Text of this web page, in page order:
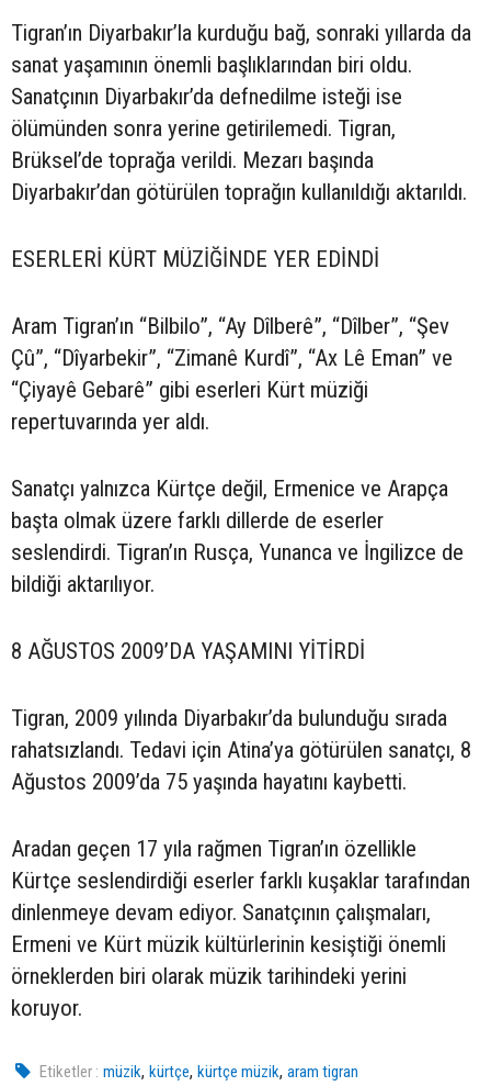
Tigran’ın Diyarbakır’la kurduğu bağ, sonraki yıllarda da
sanat yaşamının önemli başlıklarından biri oldu.
Sanatçının Diyarbakır’da defnedilme isteği ise
ölümünden sonra yerine getirilemedi. Tigran,
Brüksel’de toprağa verildi. Mezarı başında
Diyarbakır’dan götürülen toprağın kullanıldığı aktarıldı.
ESERLERİ KÜRT MÜZİĞİNDE YER EDİNDİ
Aram Tigran’ın “Bilbilo”, “Ay Dîlberê”, “Dîlber”, “Şev
Çû”, “Dîyarbekir”, “Zimanê Kurdî”, “Ax Lê Eman” ve
“Çiyayê Gebarê” gibi eserleri Kürt müziği
repertuvarında yer aldı.
Sanatçı yalnızca Kürtçe değil, Ermenice ve Arapça
başta olmak üzere farklı dillerde de eserler
seslendirdi. Tigran’ın Rusça, Yunanca ve İngilizce de
bildiği aktarılıyor.
8 AĞUSTOS 2009’DA YAŞAMINI YİTİRDİ
Tigran, 2009 yılında Diyarbakır’da bulunduğu sırada
rahatsızlandı. Tedavi için Atina’ya götürülen sanatçı, 8
Ağustos 2009’da 75 yaşında hayatını kaybetti.
Aradan geçen 17 yıla rağmen Tigran’ın özellikle
Kürtçe seslendirdiği eserler farklı kuşaklar tarafından
dinlenmeye devam ediyor. Sanatçının çalışmaları,
Ermeni ve Kürt müzik kültürlerinin kesiştiği önemli
örneklerden biri olarak müzik tarihindeki yerini
koruyor.
Etiketler : müzik,kürtçe,kürtçe müzik,aram tigran